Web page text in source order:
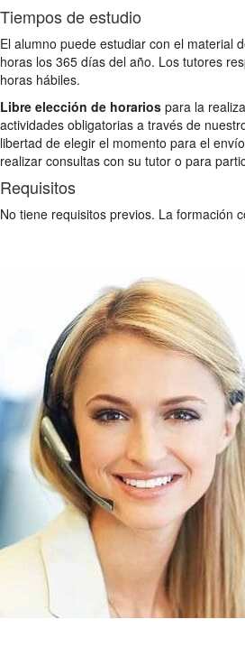
Tiempos de estudio
El alumno puede estudiar con el material
horas los 365 días del año. Los tutores
horas hábiles.
Libre elección de horarios para la
actividades obligatorias a través de
libertad de elegir el momento para el
realizar consultas con su tutor o para
Requisitos
No tiene requisitos previos. La formación